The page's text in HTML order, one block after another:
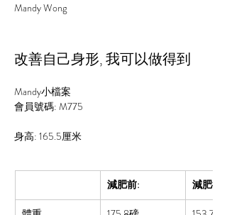
Mandy Wong
改善自己身形, 我可以做得到
Mandy小檔案
會員號碼: M775
身高: 165.5厘米
減肥前: 減肥後: